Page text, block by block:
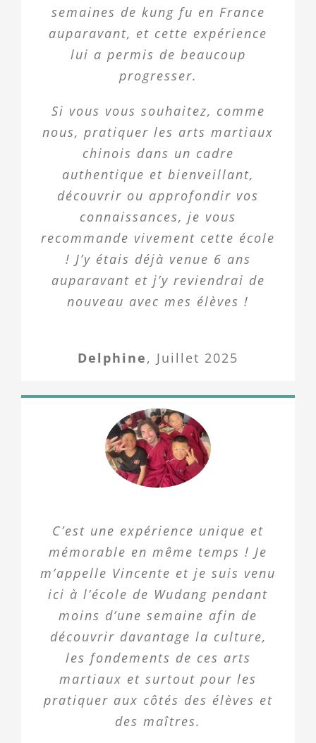
semaines de kung fu en France
auparavant, et cette expérience
lui a permis de beaucoup
progresser.
Si vous vous souhaitez, comme
nous, pratiquer les arts martiaux
chinois dans un cadre
authentique et bienveillant,
découvrir ou approfondir vos
connaissances, je vous
recommande vivement cette école
! J’y étais déjà venue 6 ans
auparavant et j’y reviendrai de
nouveau avec mes élèves !
Delphine, Juillet 2025
C’est une expérience unique et
mémorable en même temps ! Je
m’appelle Vincente et je suis venu
ici à l’école de Wudang pendant
moins d’une semaine afin de
découvrir davantage la culture,
les fondements de ces arts
martiaux et surtout pour les
pratiquer aux côtés des élèves et
des maîtres.